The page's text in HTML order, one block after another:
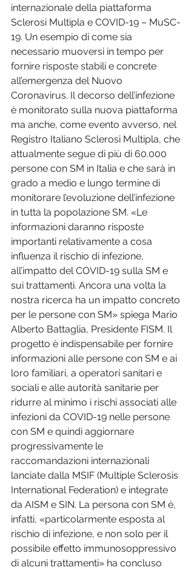
internazionale della piattaforma
Sclerosi Multipla e COVID-19 – MuSC-
19. Un esempio di come sia
necessario muoversi in tempo per
fornire risposte stabili e concrete
all’emergenza del Nuovo
Coronavirus. Il decorso dell’infezione
è monitorato sulla nuova piattaforma
ma anche, come evento avverso, nel
Registro Italiano Sclerosi Multipla, che
attualmente segue di più di 60.000
persone con SM in Italia e che sarà in
grado a medio e lungo termine di
monitorare l’evoluzione dell’infezione
in tutta la popolazione SM. «Le
informazioni daranno risposte
importanti relativamente a cosa
influenza il rischio di infezione,
all’impatto del COVID-19 sulla SM e
sui trattamenti. Ancora una volta la
nostra ricerca ha un impatto concreto
per le persone con SM» spiega Mario
Alberto Battaglia, Presidente FISM. Il
progetto è indispensabile per fornire
informazioni alle persone con SM e ai
loro familiari, a operatori sanitari e
sociali e alle autorità sanitarie per
ridurre al minimo i rischi associati alle
infezioni da COVID-19 nelle persone
con SM e quindi aggiornare
progressivamente le
raccomandazioni internazionali
lanciate dalla MSIF (Multiple Sclerosis
International Federation) e integrate
da AISM e SIN. La persona con SM è,
infatti, «particolarmente esposta al
rischio di infezione, e non solo per il
possibile effetto immunosoppressivo
di alcuni trattamenti» ha concluso